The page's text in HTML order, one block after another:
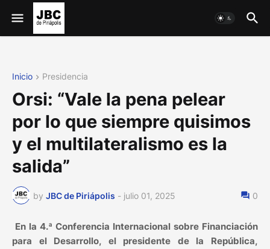
Inicio Presidencia
Orsi: “Vale la pena pelear
por lo que siempre quisimos
y el multilateralismo es la
salida”
by JBC de Piriápolis - julio 01, 2025 0
En la 4.ª Conferencia Internacional sobre Financiación
para el Desarrollo, el presidente de la República,